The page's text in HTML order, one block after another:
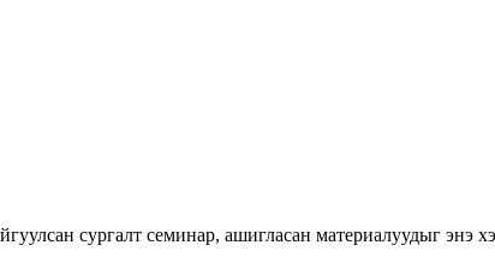
сургалт семинар, ашигласан материалуудыг энэ